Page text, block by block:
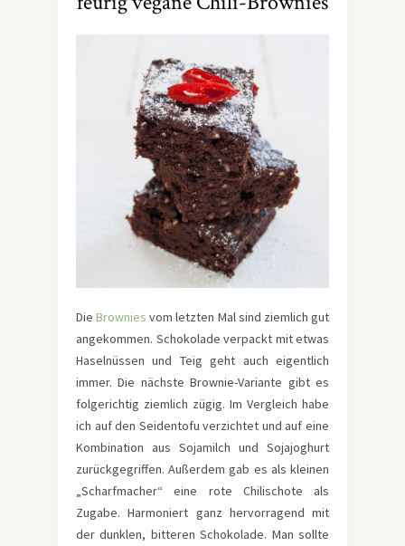
DieBrownies vom letzten Mal sind ziemlich gut
angekommen. Schokolade verpackt mit etwas
Haselnüssen und Teig geht auch eigentlich
immer. Die nächste Brownie-Variante gibt es
folgerichtig ziemlich zügig. Im Vergleich habe
ich auf den Seidentofu verzichtet und auf eine
Kombination aus Sojamilch und Sojajoghurt
zurückgegriffen. Außerdem gab es als kleinen
„Scharfmacher“ eine rote Chilischote als
Zugabe. Harmoniert ganz hervorragend mit
der dunklen, bitteren Schokolade. Man sollte